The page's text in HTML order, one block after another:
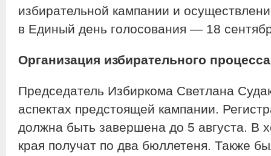
избирательной кампании и
в Единый день голосования — 18
Организация избирательного процесса
Председатель Избиркома Светлана
аспектах предстоящей кампании.
должна быть завершена до 5 августа. В
края получат по два бюллетеня. Также